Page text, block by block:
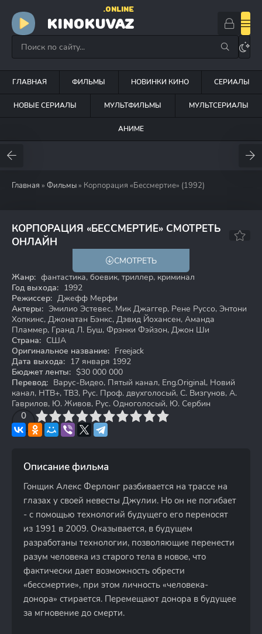
KINOKUVAZ
.ONLINE
ГЛАВНАЯ ФИЛЬМЫ НОВИНКИ КИНО СЕРИАЛЫ
НОВЫЕ СЕРИАЛЫ МУЛЬТФИЛЬМЫ МУЛЬТСЕРИАЛЫ
АНИМЕ
Главная » Фильмы » Корпорация «Бессмертие» (1992)
КОРПОРАЦИЯ «БЕССМЕРТИЕ» СМОТРЕТЬ
ОНЛАЙН
СМОТРЕТЬ
Жанр: фантастика, боевик, триллер, криминал
Год выхода: 1992
Режиссер: Джефф Мерфи
Актеры: Эмилио Эстевес, Мик Джаггер, Рене Руссо, Энтони
Хопкинс, Джонатан Бэнкс, Дэвид Йохансен, Аманда
Пламмер, Гранд Л. Буш, Фрэнки Фэйзон, Джон Ши
Страна: США
Оригинальное название: Freejack
Дата выхода: 17 января 1992
Бюджет ленты: $30 000 000
Перевод: Варус-Видео, Пятый канал, Eng.Original, Новий
канал, НТВ+, ТВ3, Рус. Проф. двухголосый, C. Визгунов, А.
Гаврилов, Ю. Живов, Рус. Одноголосый, Ю. Сербин
0
4 6 7 8 9 10
Описание фильма
Гонщик Алекс Ферлонг разбивается на трассе на
глазах у своей невесты Джулии. Но он не погибает
- с помощью технологий будущего его переносят
из 1991 в 2009. Оказывается, в будущем
разработаны технологии, позволяющие перенести
разум человека из старого тела в новое, что
фактически дает возможность обрести
«бессмертие», при этом личность «человека-
донора» стирается. Перемещают донора в будущее
за мгновение до смерти.